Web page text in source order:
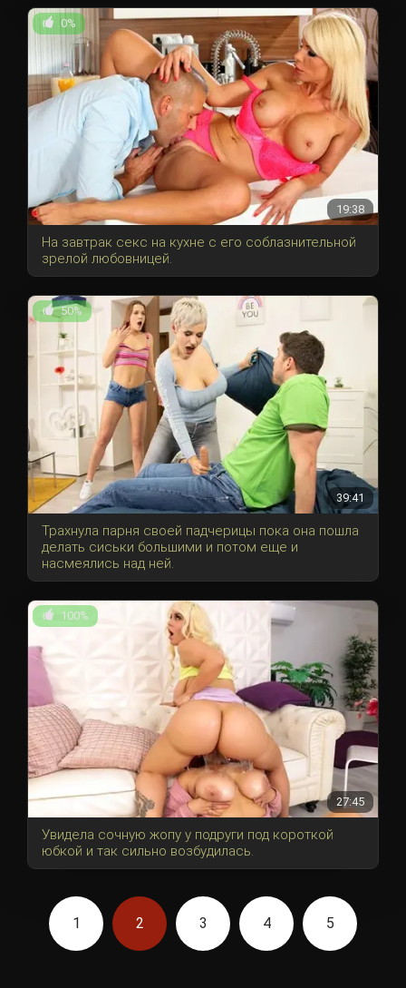
0%
19:38
На завтрак секс на кухне с его соблазнительной
зрелой любовницей.
50%
39:41
Трахнула парня своей падчерицы пока она пошла
делать сиськи большими и потом еще и
насмеялись над ней.
100%
27:45
Увидела сочную жопу у подруги под короткой
юбкой и так сильно возбудилась.
1 2 3 4 5